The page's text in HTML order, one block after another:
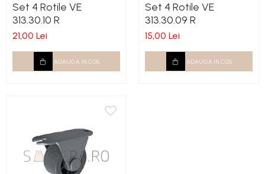
Set 4 Rotile VE
313.30.10 R
21,00 Lei
ADAUGA IN COS
Set 4 Rotile VE
313.30.09 R
15,00 Lei
ADAUGA IN COS